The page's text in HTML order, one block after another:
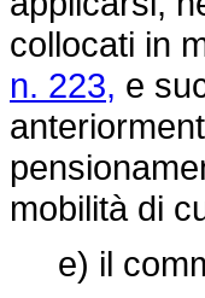
collocati in
n. 223, e
mobilità di
e) il